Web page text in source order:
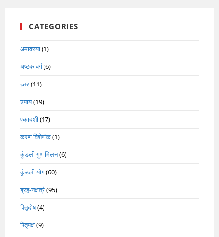
CATEGORIES
अमावस्या(1)
अष्टक वर्ग(6)
इतर(11)
उपाय(19)
एकादशी(17)
करण विशेषांक(1)
कुंडली गुण मिलन(6)
कुंडली योग(60)
ग्रह-नक्षत्रे(95)
पितृदोष(4)
पितृपक्ष(9)